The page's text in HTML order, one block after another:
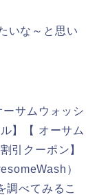
いな～と思い
ーサムウォッシ
】【 オーサム
引クーポン】
）
調べてみるこ